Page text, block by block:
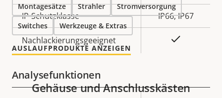
IP-Schutzklasse IP66, IP67
Nachlackierungsgeeignet
Analysefunktionen
Montagesätze Strahler Stromversorgung
Switches Werkzeuge & Extras
AUSLAUFPRODUKTE ANZEIGEN
Gehäuse und Anschlusskästen